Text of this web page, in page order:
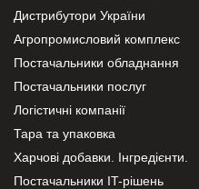
Дистрибутори України
Агропромисловий комплекс
Постачальники обладнання
Постачальники послуг
Логістичні компанії
Тара та упаковка
Харчові добавки. Інгредієнти.
Постачальники IT-рішень